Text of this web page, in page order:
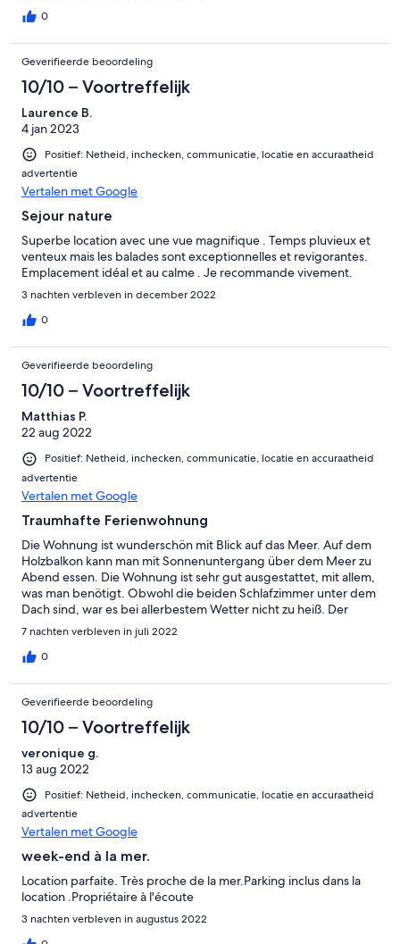
0
Geverifieerde beoordeling
10/10 – Voortreffelijk
Laurence B.
4 jan 2023
Positief: Netheid, inchecken, communicatie, locatie en accuraatheid
advertentie
Vertalen met Google
Sejour nature
Superbe location avec une vue magnifique . Temps pluvieux et
venteux mais les balades sont exceptionnelles et revigorantes.
Emplacement idéal et au calme . Je recommande vivement.
3 nachten verbleven in december 2022
0
Geverifieerde beoordeling
10/10 – Voortreffelijk
Matthias P.
22 aug 2022
Positief: Netheid, inchecken, communicatie, locatie en accuraatheid
advertentie
Vertalen met Google
Traumhafte Ferienwohnung
Die Wohnung ist wunderschön mit Blick auf das Meer. Auf dem
Holzbalkon kann man mit Sonnenuntergang über dem Meer zu
Abend essen. Die Wohnung ist sehr gut ausgestattet, mit allem,
was man benötigt. Obwohl die beiden Schlafzimmer unter dem
Dach sind, war es bei allerbestem Wetter nicht zu heiß. Der
Strand ist fußläufig erreichbar. Auch ein Bäcker und ein kleiner
Supermarkt sind nur ca. 700 m entfernt. Meiner Freundin und
mir gefiel das Restaurant la Brise um die Ecke, das Kind war vom
dem Vermieter und die Schlüsselübergabe war sehr nett und
unkompliziert.
7 nachten verbleven in juli 2022
0
Geverifieerde beoordeling
10/10 – Voortreffelijk
veronique g.
13 aug 2022
Positief: Netheid, inchecken, communicatie, locatie en accuraatheid
advertentie
Vertalen met Google
week-end à la mer.
Location parfaite. Très proche de la mer.Parking inclus dans la
location .Propriétaire à l'écoute
3 nachten verbleven in augustus 2022